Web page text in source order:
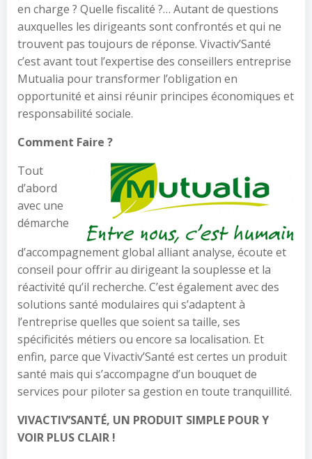
en charge ? Quelle fiscalité ?… Autant de questions
auxquelles les dirigeants sont confrontés et qui ne
trouvent pas toujours de réponse. Vivactiv’Santé
c’est avant tout l’expertise des conseillers entreprise
Mutualia pour transformer l’obligation en
opportunité et ainsi réunir principes économiques et
responsabilité sociale.
Comment Faire ?
Tout
d’abord
avec une
démarche
d’accompagnement global alliant analyse, écoute et
conseil pour offrir au dirigeant la souplesse et la
réactivité qu’il recherche. C’est également avec des
solutions santé modulaires qui s’adaptent à
l’entreprise quelles que soient sa taille, ses
spécificités métiers ou encore sa localisation. Et
enfin, parce que Vivactiv’Santé est certes un produit
santé mais qui s’accompagne d’un bouquet de
services pour piloter sa gestion en toute tranquillité.
VIVACTIV’SANTÉ, UN PRODUIT SIMPLE POUR Y
VOIR PLUS CLAIR !